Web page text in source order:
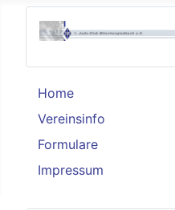
Home
Vereinsinfo
Formulare
Impressum